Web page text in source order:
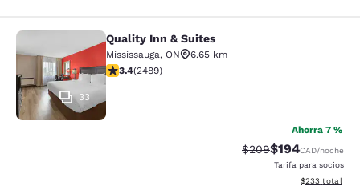
Quality Inn & Suites
33
Quality Inn & Suites
Mississauga, ON
6.65 km
Calificación de 3.41 estrellas. Bueno. 2489 reseñas
3.4(2489)
Ahorra 7 %
Tarifa tachada:
$209Tarifa reducida:
$194CAD/noche
Tarifa para socios
Ver detalles
$233 total